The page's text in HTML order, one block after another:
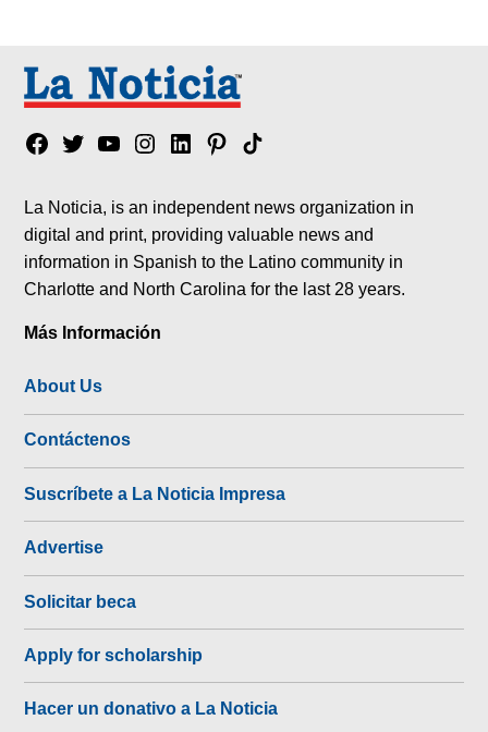
Facebook
TwitterYouTubeInstagram
LinkedinPinterest
Tik
La Noticia, is an independent news organization in
digital and print, providing valuable news and
information in Spanish to the Latino community in
Charlotte and North Carolina for the last 28 years.
Más Información
About Us
Contáctenos
Suscríbete a La Noticia Impresa
Advertise
Solicitar beca
Apply for scholarship
Hacer un donativo a La Noticia